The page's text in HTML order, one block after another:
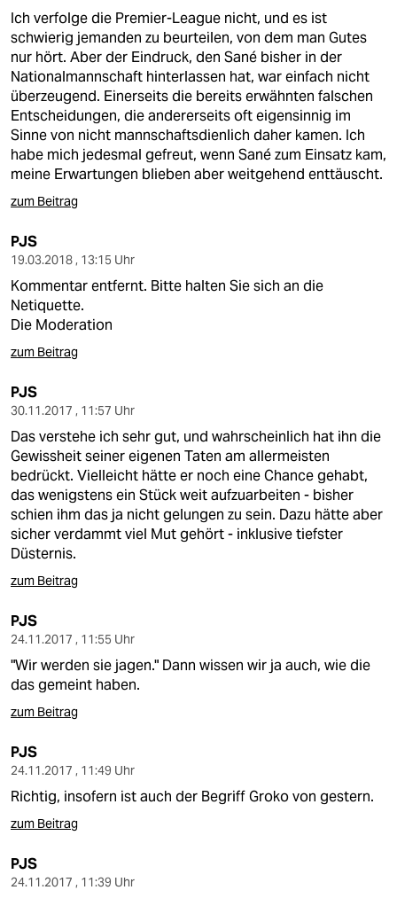
Ich verfolge die Premier-League nicht, und es ist
schwierig jemanden zu beurteilen, von dem man Gutes
nur hört. Aber der Eindruck, den Sané bisher in der
Nationalmannschaft hinterlassen hat, war einfach nicht
überzeugend. Einerseits die bereits erwähnten falschen
Entscheidungen, die andererseits oft eigensinnig im
Sinne von nicht mannschaftsdienlich daher kamen. Ich
habe mich jedesmal gefreut, wenn Sané zum Einsatz kam,
meine Erwartungen blieben aber weitgehend enttäuscht.
zum Beitrag
PJS
19.03.2018 , 13:15 Uhr
Kommentar entfernt. Bitte halten Sie sich an die
Netiquette.
Die Moderation
zum Beitrag
PJS
30.11.2017 , 11:57 Uhr
Das verstehe ich sehr gut, und wahrscheinlich hat ihn die
Gewissheit seiner eigenen Taten am allermeisten
bedrückt. Vielleicht hätte er noch eine Chance gehabt,
das wenigstens ein Stück weit aufzuarbeiten - bisher
schien ihm das ja nicht gelungen zu sein. Dazu hätte aber
sicher verdammt viel Mut gehört - inklusive tiefster
Düsternis.
zum Beitrag
PJS
24.11.2017 , 11:55 Uhr
"Wir werden sie jagen." Dann wissen wir ja auch, wie die
das gemeint haben.
zum Beitrag
PJS
24.11.2017 , 11:49 Uhr
Richtig, insofern ist auch der Begriff Groko von gestern.
zum Beitrag
PJS
24.11.2017 , 11:39 Uhr